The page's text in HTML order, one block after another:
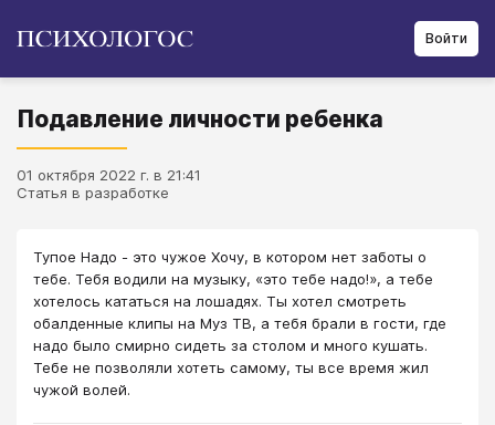
Войти
Подавление личности ребенка
01 октября 2022 г. в 21:41
Статья в разработке
Тупое Надо - это чужое Хочу, в котором нет заботы о
тебе. Тебя водили на музыку, «это тебе надо!», а тебе
хотелось кататься на лошадях. Ты хотел смотреть
обалденные клипы на Муз ТВ, а тебя брали в гости, где
надо было смирно сидеть за столом и много кушать.
Тебе не позволяли хотеть самому, ты все время жил
чужой волей.